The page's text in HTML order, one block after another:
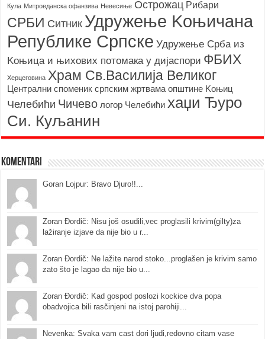
Кула Митровданска офанзива Невесињe Острожац Рибари
СРБИ Ситник Удружење Kоњичана
Републике Српске Удружење Срба из
Kоњица и њихових потомака у дијаспори ФБИХ
Херцеговина Храм Св.Василија Великог
Централни споменик српским жртвама општине Kоњиц
Челебићи Чичево логор Челебићи хаџи Ђуро
Си. Куљанин
Komentari
Goran Lojpur: Bravo Djuro!!...
Zoran Đordič: Nisu još osudili,vec proglasili krivim(gilty)za
lažiranje izjave da nije bio u r...
Zoran Đordič: Ne lažite narod stoko...proglašen je krivim samo
zato što je lagao da nije bio u...
Zoran Đordič: Kad gospod poslozi kockice dva popa
obadvojica bili rasčinjeni na istoj parohiji...
Nevenka: Svaka vam cast dori ljudi,redovno citam vase